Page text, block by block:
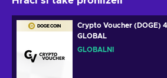
Crypto Voucher (DOGE)
GLOBAL
GLOBÁLNÍ